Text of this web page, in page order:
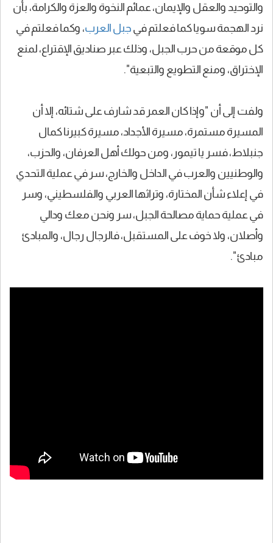
والتوحيد والعقل والإيمان، عمائم النخوة والعزة والكرامة، بأن
نرد الهجمة سويا كما فعلتم في جبل العرب، وكما فعلتم في
كل موقعة من حرب الجبل، وذلك عبر صناديق الإقتراع، لمنع
الإختراق، ومنع التطويع والتبعية".
ولفت إلى أن "وإذا كان العمر قد شارف على شتائه، إلا أن
المسيرة مستمرة، مسيرة الأجداد، مسيرة كبيرنا كمال
جنبلاط، فسر يا تيمور، ومن حولك أهل العرفان، والحزب،
والوطنيين والعرب في الداخل والخارج، سر في عملية التحدي
في إعلاء شأن المختارة، وتراثها العربي والفلسطيني، وسر
في عملية حماية مصالحة الجبل، سر ونحن معك ودالي
وأصلان، ولا خوف على المستقبل، فالرجال رجال، والمبادئ
مبادئ".